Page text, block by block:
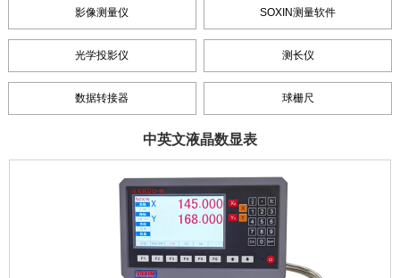
影像测量仪 SOXIN测量软件
光学投影仪 测长仪
数据转接器 球栅尺
中英文液晶数显表